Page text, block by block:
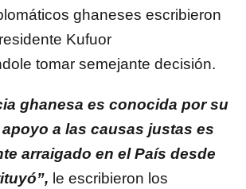
ghaneses escribieron
Kufuor
tomar semejante decisión.
ghanesa es conocida por su
a las causas justas es
arraigado en el País desde
le escribieron los